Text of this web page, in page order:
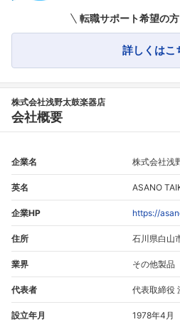
フォローし
こちらの企業もフォロ
転職サポート希望の
詳しくはこ
株式会社浅野太鼓楽器店
会社概要
企業名 株式会社浅
英名 ASANO
企業HP https://
住所 石川県白山
業界 その他製品
代表者 代表取締役
設立年月 1978年4月